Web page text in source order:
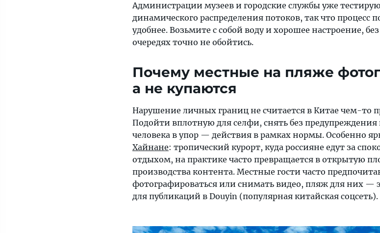
Администрации музеев и городские службы уже
динамического распределения потоков, так что процесс
удобнее. Возьмите с собой воду и хорошее настроение,
очередях точно не обойтись.
Почему местные на пляже
а не купаются
Нарушение личных границ не считается в Китае чем-то
Подойти вплотную для селфи, снять без предупреждения
человека в упор — действия в рамках нормы. Особенно
Хайнане: тропический курорт, куда россияне едут за
отдыхом, на практике часто превращается в открытую
производства контента. Местные гости часто
фотографироваться или снимать видео, пляж для них —
для публикаций в Douyin (популярная китайская соцсеть).